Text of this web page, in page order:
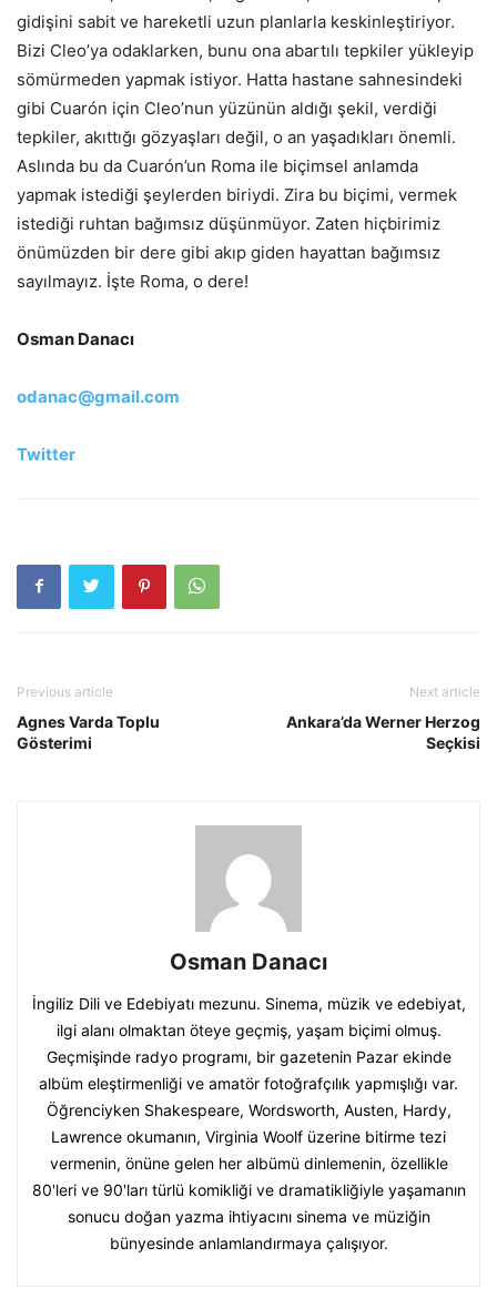
gidişini sabit ve hareketli uzun planlarla keskinleştiriyor.
Bizi Cleo’ya odaklarken, bunu ona abartılı tepkiler yükleyip
sömürmeden yapmak istiyor. Hatta hastane sahnesindeki
gibi Cuarón için Cleo’nun yüzünün aldığı şekil, verdiği
tepkiler, akıttığı gözyaşları değil, o an yaşadıkları önemli.
Aslında bu da Cuarón’un Roma ile biçimsel anlamda
yapmak istediği şeylerden biriydi. Zira bu biçimi, vermek
istediği ruhtan bağımsız düşünmüyor. Zaten hiçbirimiz
önümüzden bir dere gibi akıp giden hayattan bağımsız
sayılmayız. İşte Roma, o dere!
Osman Danacı
odanac@gmail.com
Twitter
Previous article
Agnes Varda Toplu
Gösterimi
Next article
Ankara’da Werner Herzog
Seçkisi
Osman Danacı
İngiliz Dili ve Edebiyatı mezunu. Sinema, müzik ve edebiyat,
ilgi alanı olmaktan öteye geçmiş, yaşam biçimi olmuş.
Geçmişinde radyo programı, bir gazetenin Pazar ekinde
albüm eleştirmenliği ve amatör fotoğrafçılık yapmışlığı var.
Öğrenciyken Shakespeare, Wordsworth, Austen, Hardy,
Lawrence okumanın, Virginia Woolf üzerine bitirme tezi
vermenin, önüne gelen her albümü dinlemenin, özellikle
80'leri ve 90'ları türlü komikliği ve dramatikliğiyle yaşamanın
sonucu doğan yazma ihtiyacını sinema ve müziğin
bünyesinde anlamlandırmaya çalışıyor.